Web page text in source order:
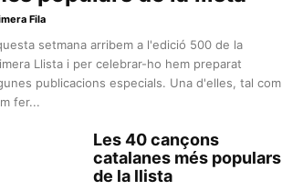
Fila
setmana arribem a l'edició 500 de la
Llista i per celebrar-ho hem preparat
publicacions especials. Una d'elles, tal com
fer...
Les 40 cançons
catalanes més populars
de la llista